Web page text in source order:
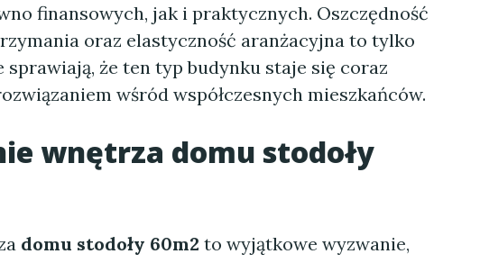
finansowych, jak i praktycznych. Oszczędność
oraz elastyczność aranżacyjna to tylko
że ten typ budynku staje się coraz
wśród współczesnych mieszkańców.
wnętrza domu stodoły
domu stodoły 60m2 to wyjątkowe wyzwanie,